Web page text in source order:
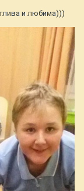
и любима)))